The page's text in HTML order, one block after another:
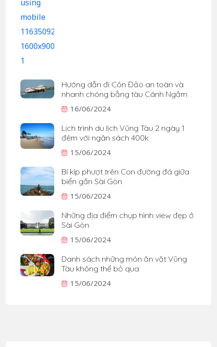
Hướng dẫn đi Côn Đảo an toàn và
nhanh chóng bằng tàu Cánh Ngầm
16/06/2024
Lịch trình du lịch Vũng Tàu 2 ngày 1
đêm với ngân sách 400k
15/06/2024
Bí kíp phượt trên Con đường đá giữa
biển gần Sài Gòn
15/06/2024
Những địa điểm chụp hình view đẹp ở
Sài Gòn
15/06/2024
Danh sách những món ăn vặt Vũng
Tàu không thể bỏ qua
15/06/2024